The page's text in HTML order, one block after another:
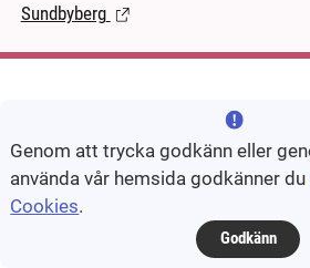
Sundbyberg (Länk till extern sida.)
Genom att trycka godkänn eller
använda vår hemsida godkänner du
Cookies.
Godkänn